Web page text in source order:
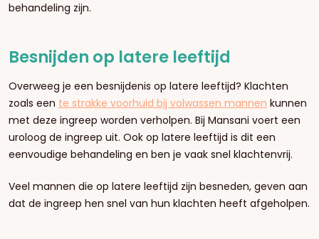
behandeling zijn.
Besnijden op latere leeftijd
Overweeg je een besnijdenis op latere leeftijd? Klachten
zoals een te strakke voorhuid bij volwassen mannen kunnen
met deze ingreep worden verholpen. Bij Mansani voert een
uroloog de ingreep uit. Ook op latere leeftijd is dit een
eenvoudige behandeling en ben je vaak snel klachtenvrij.
Veel mannen die op latere leeftijd zijn besneden, geven aan
dat de ingreep hen snel van hun klachten heeft afgeholpen.